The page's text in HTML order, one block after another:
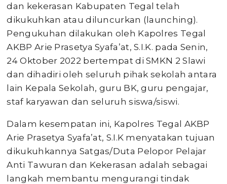
dan kekerasan Kabupaten Tegal telah
dikukuhkan atau diluncurkan (launching).
Pengukuhan dilakukan oleh Kapolres Tegal
AKBP Arie Prasetya Syafa’at, S.I.K. pada Senin,
24 Oktober 2022 bertempat di SMKN 2 Slawi
dan dihadiri oleh seluruh pihak sekolah antara
lain Kepala Sekolah, guru BK, guru pengajar,
staf karyawan dan seluruh siswa/siswi.
Dalam kesempatan ini, Kapolres Tegal AKBP
Arie Prasetya Syafa’at, S.I.K menyatakan tujuan
dikukuhkannya Satgas/Duta Pelopor Pelajar
Anti Tawuran dan Kekerasan adalah sebagai
langkah membantu mengurangi tindak